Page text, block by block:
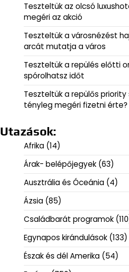
Teszteltük az olcsó
megéri az akció
Teszteltük a városnézést
arcát mutatja a város
Teszteltük a repülés előtti
spórolhatsz időt
Teszteltük a repülős
tényleg megéri fizetni érte?
Utazások:
Afrika (14)
Árak- belépőjegyek (63)
Ausztrália és Óceánia (4)
Ázsia (85)
Családbarát programok
Egynapos kirándulások (133)
Észak és dél Amerika (54)